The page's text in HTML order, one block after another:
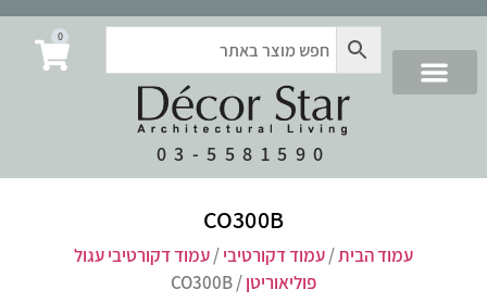
03-5581590
0
CO300B
עמוד הבית/עמוד דקורטיבי/עמוד דקורטיבי עגול
פוליאוריטן/ CO300B